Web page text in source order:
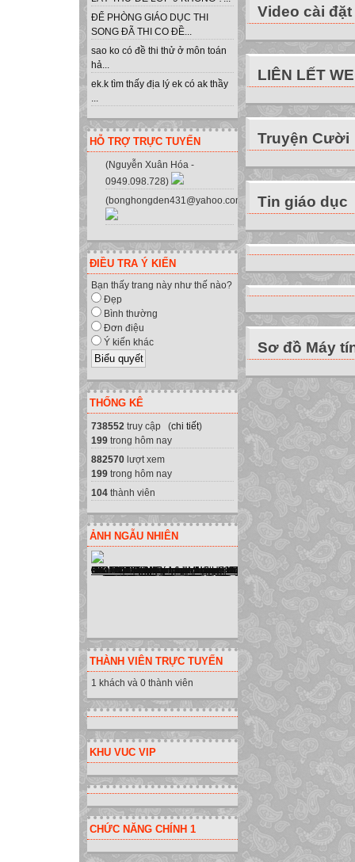
ĐỂ PHÒNG GIÁO DỤC THI
SONG ĐÃ THI CO ĐỀ...
sao ko có đề thi thử ở môn toán
hả...
ek.k tìm thấy địa lý ek có ak thầy
...
HỖ TRỢ TRỰC TUYẾN
(Nguyễn Xuân Hóa -
0949.098.728)
(bonghongden431@yahoo.com.vn)
ĐIỀU TRA Ý KIẾN
Bạn thấy trang này như thế nào?
Đẹp
Bình thường
Đơn điệu
Ý kiến khác
THỐNG KÊ
738552 truy cập (chi tiết)
199 trong hôm nay
882570 lượt xem
199 trong hôm nay
104 thành viên
ẢNH NGẪU NHIÊN
THÀNH VIÊN TRỰC TUYẾN
1 khách và 0 thành viên
KHU VUC VIP
CHỨC NĂNG CHÍNH 1
Các mức luyện
1: Dễ.
2:Trung bình.
4: Tự do.
Bảng chọn: File
- Mario là phần
- Màn hình làm
khác nhau
Bài chỉ luyện
Bài luyện thêm
Bài luyện thêm
Bài luyện thêm
Bài luyện thêm
Bài luyện tập
1. Giới thiệu
a) Đăng ký
Nhập tên em tại
2. Luyện tập
b) Nạp tên
2. Luyện tập
Nếu em đã
cần nạp tên đã
- Gõ phím E
- Nháy chuột
- Nháy DONE
- Dùng chuột
c) Thiết đặt các
2. Luyện tập
Với mỗi bài học
Mức 1: mức
Mức 2: mức
Mức 3 : mức
Mức 4 : mức
Nháy Lessons
Chọn mức
chuột lên biểu
e) Luyện gõ bàn
2. Luyện tập
Gõ phím theo
Video cài đặt
LIÊN LẾT
Truyện Cười
Tin giáo dục
Sơ đồ Máy